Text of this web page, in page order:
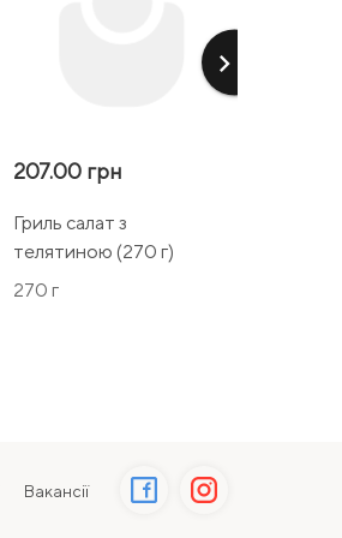
keyboard_arrow_right
207.00 грн
Гриль салат з
телятиною (270 г)
270 г
Вакансії